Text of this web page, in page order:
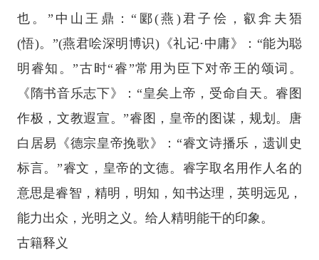
也。”中山王鼎：“郾(燕)君子侩，叡弇夫㹳
(悟)。”(燕君哙深明博识)《礼记·中庸》：“能为聪
明睿知。”古时“睿”常用为臣下对帝王的颂词。
《隋书音乐志下》：“皇矣上帝，受命自天。睿图
作极，文教遐宣。”睿图，皇帝的图谋，规划。唐
白居易《德宗皇帝挽歌》：“睿文诗播乐，遗训史
标言。”睿文，皇帝的文德。睿字取名用作人名的
意思是睿智，精明，明知，知书达理，英明远见，
能力出众，光明之义。给人精明能干的印象。
古籍释义